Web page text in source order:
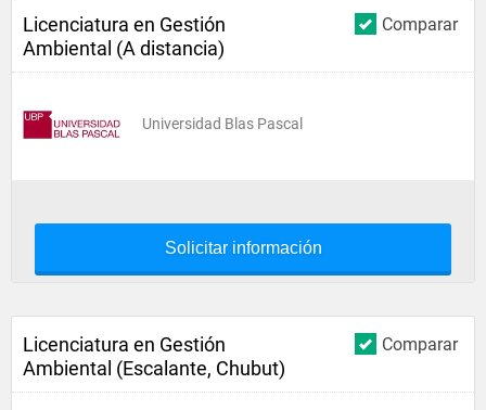
Comparar
Licenciatura en Gestión
Ambiental (A distancia)
Universidad Blas Pascal
Solicitar información
Comparar
Licenciatura en Gestión
Ambiental (Escalante, Chubut)